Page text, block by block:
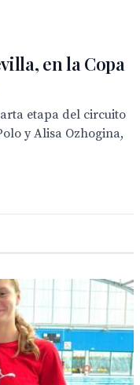
en la Copa
etapa del circuito
y Alisa Ozhogina,